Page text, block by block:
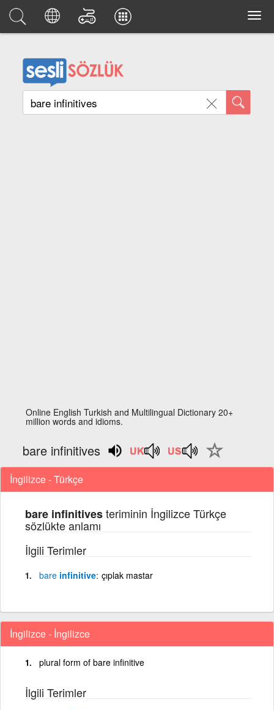
Online English Turkish and Multilingual Dictionary 20+
million words and idioms.
bare infinitives
İngilizce - Türkçe
bare infinitivesteriminin İngilizce Türkçe
sözlükte anlamı
İlgili Terimler
bare infinitive çıplak mastar
İngilizce - İngilizce
plural form of bare infinitive
İlgili Terimler